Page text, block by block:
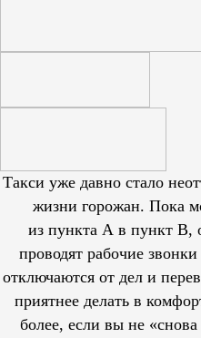
Такси уже давно стало
жизни горожан. Пока
из пункта А в пункт В,
проводят рабочие
отключаются от дел и
приятнее делать в
более, если вы не